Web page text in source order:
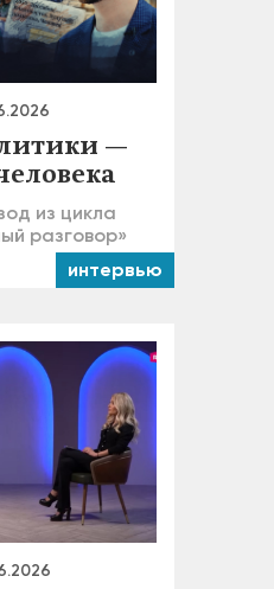
—
из цикла
разговор»
интервью